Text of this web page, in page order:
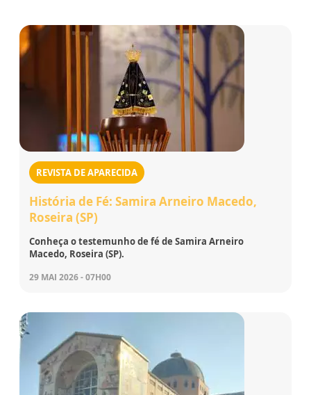
REVISTA DE APARECIDA
História de Fé: Samira Arneiro Macedo,
Roseira (SP)
Conheça o testemunho de fé de Samira Arneiro
Macedo, Roseira (SP).
29 MAI 2026 - 07H00